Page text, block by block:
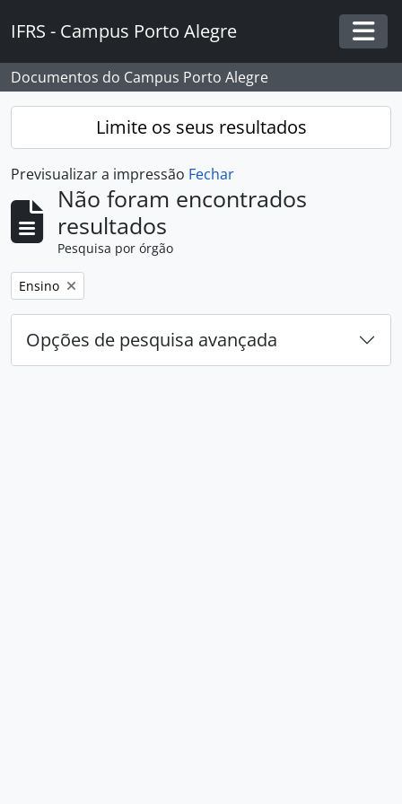
IFRS - Campus Porto Alegre
Documentos do Campus Porto Alegre
Limite os seus resultados
Previsualizar a impressão Fechar
Não foram encontrados
resultados
Pesquisa por órgão
Remover filtro:
Ensino
Opções de pesquisa avançada